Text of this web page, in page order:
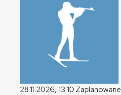
28.11.2026, 13:10 Zaplanowane